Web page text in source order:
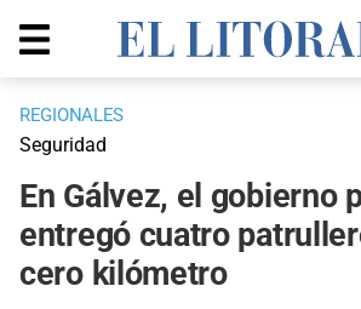
REGIONALES
Seguridad
En Gálvez, el gobierno
entregó cuatro
cero kilómetro